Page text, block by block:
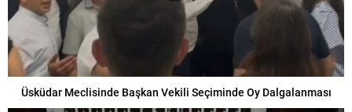
Üsküdar Meclisinde Başkan Vekili Seçiminde Oy Dalgalanması